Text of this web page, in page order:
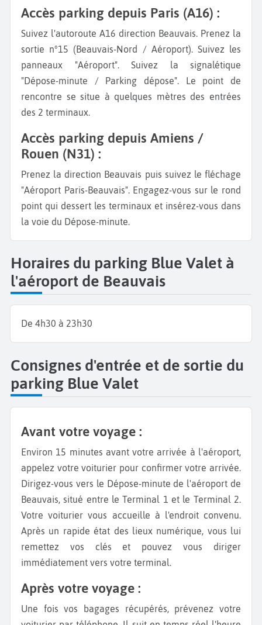
Accès parking depuis Paris (A16) :
Suivez l'autoroute A16 direction Beauvais. Prenez la
sortie n°15 (Beauvais-Nord / Aéroport). Suivez les
panneaux "Aéroport". Suivez la signalétique
"Dépose-minute / Parking dépose". Le point de
rencontre se situe à quelques mètres des entrées
des 2 terminaux.
Accès parking depuis Amiens /
Rouen (N31) :
Prenez la direction Beauvais puis suivez le fléchage
"Aéroport Paris-Beauvais". Engagez-vous sur le rond
point qui dessert les terminaux et insérez-vous dans
la voie du Dépose-minute.
Horaires du parking Blue Valet à
l'aéroport de Beauvais
De 4h30 à 23h30
Consignes d'entrée et de sortie du
parking Blue Valet
Avant votre voyage :
Environ 15 minutes avant votre arrivée à l'aéroport,
appelez votre voiturier pour confirmer votre arrivée.
Dirigez-vous vers le Dépose-minute de l'aéroport de
Beauvais, situé entre le Terminal 1 et le Terminal 2.
Votre voiturier vous accueille à l'endroit convenu.
Après un rapide état des lieux numérique, vous lui
remettez vos clés et pouvez vous diriger
immédiatement vers votre terminal.
Après votre voyage :
Une fois vos bagages récupérés, prévenez votre